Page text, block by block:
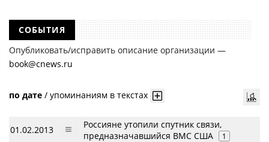
СОБЫТИЯ
Опубликовать/исправить описание организации —
book@cnews.ru
по дате / упоминаниям в текстах
01.02.2013
Россияне утопили спутник связи,
предназначавшийся ВМС США
1